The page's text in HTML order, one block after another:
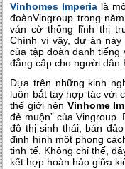
Vinhomes Imperia là
đoànVingroup trong
ván cờ thống lĩnh thị
Chính vì vậy, dự án
của tập đoàn danh tiếng
đẳng cấp cho người dân
Dựa trên những kinh
luôn bắt tay hợp tác với
thế giới nên Vinhome
đẻ muộn” của
đô thị sinh thái, bán
định hình một phong
tinh tế. Không chỉ thế,
kết hợp hoàn hảo giữa